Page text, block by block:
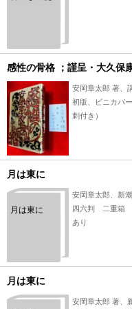
感性の骨格 ；謹呈・大久保
安岡章太郎 著、
初版、ビニカバ
刺付き）
月は東に
月は東に
安岡章太郎、新
四六判 二重箱
あり
月は東に
安岡章太郎 著、